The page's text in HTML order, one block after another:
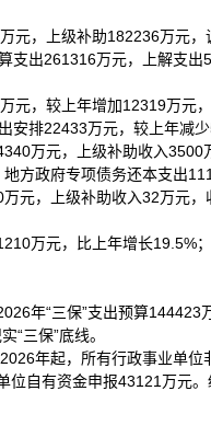
元，上级补助182236万元
支出261316万元，上解支
元，较上年增加12319万
排22433万元，较上年减
万元，上级补助收入
方政府专项债务还本支出
元，上级补助收入32万
万元，比上年增长
年“三保”支出预算
“三保”底线。
年起，所有行政事业单
自有资金申报43121万元